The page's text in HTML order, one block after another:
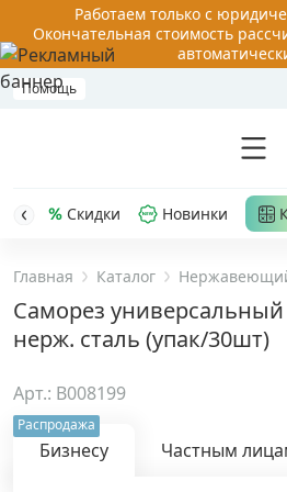
Работаем только с
Окончательная стоимость
Помощь
Акции
Распродажа
Уценка
Анкерная техника
Скидки Новинки
Главная Каталог
Саморез универсальный
нерж. сталь (упак/30шт)
Арт.: B008199
Распродажа
Бизнесу Частным